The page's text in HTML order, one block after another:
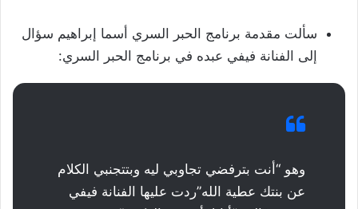
سألت مقدمة برنامج الحبر السري أسما إبراهيم سؤال
إلى الفنانة فيفي عبده في برنامج الحبر السري:
وهو “أنت بترفضي تجاوبي ليه وبتتجنبي الكلام
عن بنتك عطية الله”ردت عليها الفنانة فيفي